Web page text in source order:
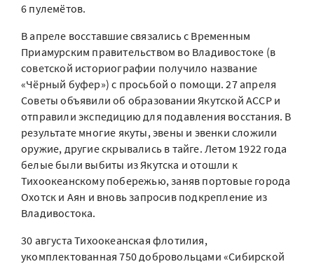
6 пулемётов.
В апреле восставшие связались с Временным
Приамурским правительством во Владивостоке (в
советской историографии получило название
«Чёрный буфер») с просьбой о помощи. 27 апреля
Советы объявили об образовании Якутской АССР и
отправили экспедицию для подавления восстания. В
результате многие якуты, эвены и эвенки сложили
оружие, другие скрывались в тайге. Летом 1922 года
белые были выбиты из Якутска и отошли к
Тихоокеанскому побережью, заняв портовые города
Охотск и Аян и вновь запросив подкрепление из
Владивостока.
30 августа Тихоокеанская флотилия,
укомплектованная 750 добровольцами «Сибирской